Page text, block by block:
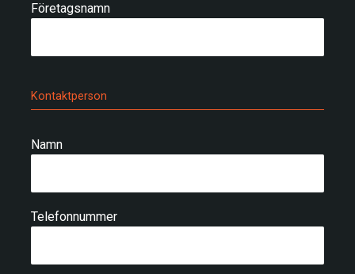
Företagsnamn
Kontaktperson
Namn
Telefonnummer